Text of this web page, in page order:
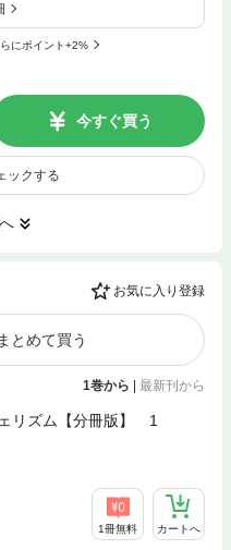
にポイント+2%
今すぐ買う
ックする
お気に入り登録
とめて買う
1巻から | 最新刊から
リズム【分冊版】 1
1冊無料 カートへ